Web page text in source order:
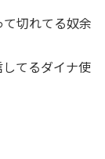
切れてる奴余
てるダイナ使